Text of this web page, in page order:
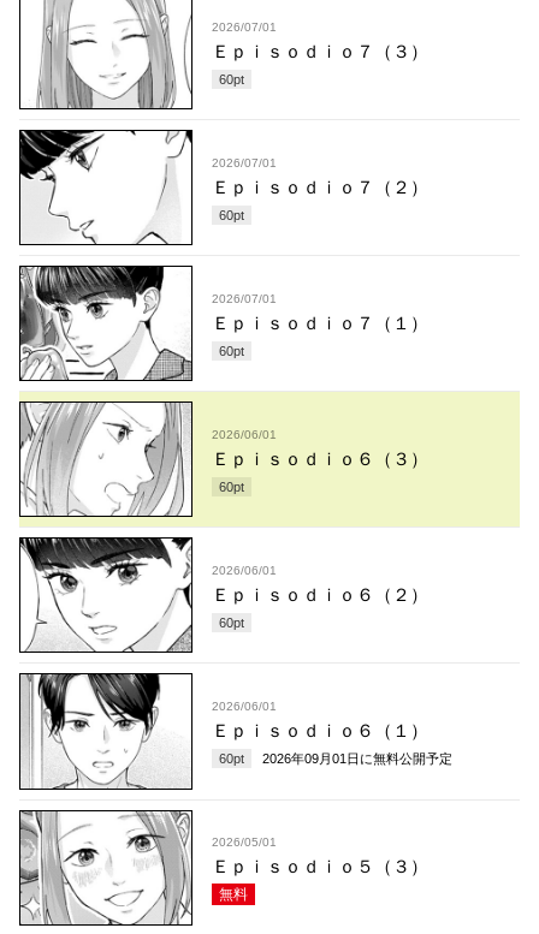
2026/07/01
Ｅｐｉｓｏｄｉｏ７（３）
60pt
2026/07/01
Ｅｐｉｓｏｄｉｏ７（２）
60pt
2026/07/01
Ｅｐｉｓｏｄｉｏ７（１）
60pt
2026/06/01
Ｅｐｉｓｏｄｉｏ６（３）
60pt
2026/06/01
Ｅｐｉｓｏｄｉｏ６（２）
60pt
2026/06/01
Ｅｐｉｓｏｄｉｏ６（１）
60pt 2026年09月01日 に無料公開予定
2026/05/01
Ｅｐｉｓｏｄｉｏ５（３）
無料